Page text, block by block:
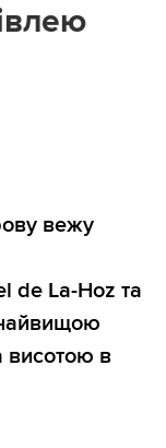
вежу
de La-Hoz та
висотою в